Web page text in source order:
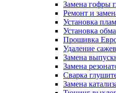
Замена гофры
Ремонт и
Установка
Установка
Прошивка
Удаление
Замена
Замена
Сварка
Замена